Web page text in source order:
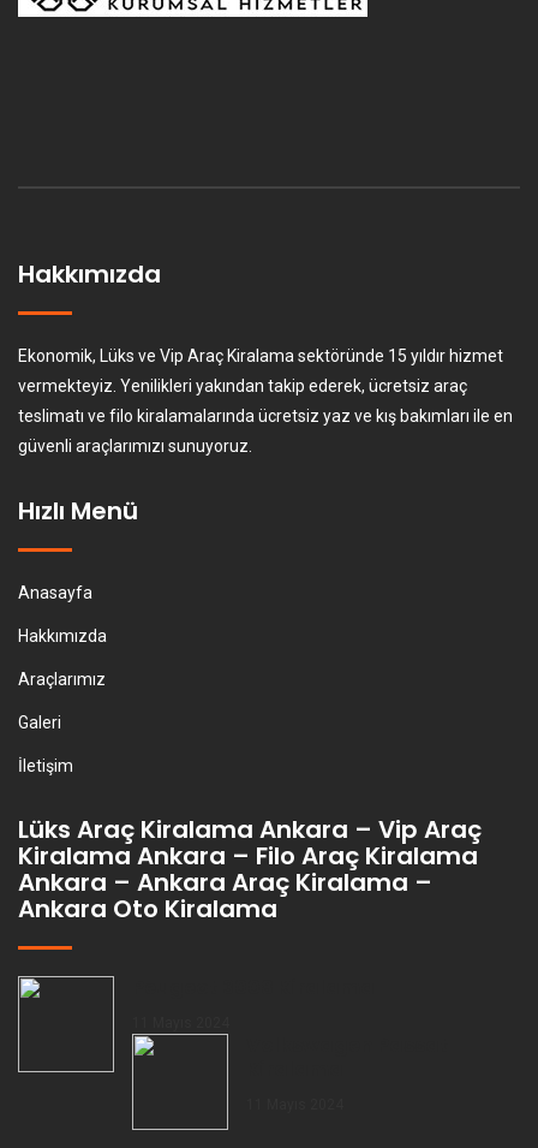
Hakkımızda
Ekonomik, Lüks ve Vip Araç Kiralama sektöründe 15 yıldır hizmet
vermekteyiz. Yenilikleri yakından takip ederek, ücretsiz araç
teslimatı ve filo kiralamalarında ücretsiz yaz ve kış bakımları ile en
güvenli araçlarımızı sunuyoruz.
Hızlı Menü
Anasayfa
Hakkımızda
Araçlarımız
Galeri
İletişim
Lüks Araç Kiralama Ankara – Vip Araç
Kiralama Ankara – Filo Araç Kiralama
Ankara – Ankara Araç Kiralama –
Ankara Oto Kiralama